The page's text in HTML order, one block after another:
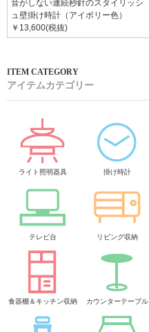
音がしない連続秒針のスタイリッシ
ュ壁掛け時計（アイボリー色）
￥13,600(税抜)
アイテムカテゴリー
ライト照明器具 掛け時計
テレビ台 リビング収納
食器棚＆キッチン収納 カウンターテーブル